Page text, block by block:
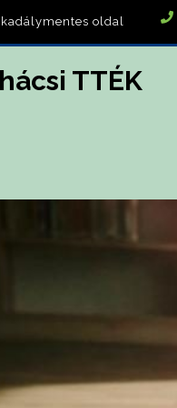
oldal
TTÉK